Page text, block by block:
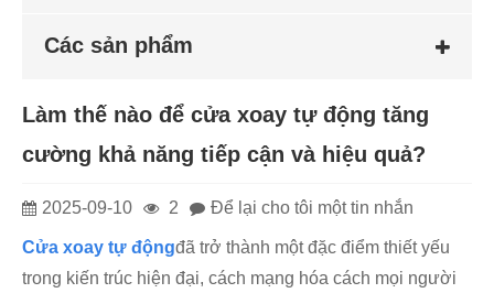
Các sản phẩm
Làm thế nào để cửa xoay tự động tăng
cường khả năng tiếp cận và hiệu quả?
2025-09-10 2 Để lại cho tôi một tin nhắn
Cửa xoay tự độngđã trở thành một đặc điểm thiết yếu
trong kiến ​​trúc hiện đại, cách mạng hóa cách mọi người